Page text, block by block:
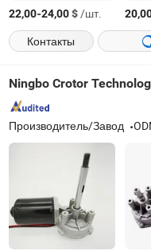
22,00-24,00$/шт.
Контакты
Ningbo Crotor
Производитель/Завод